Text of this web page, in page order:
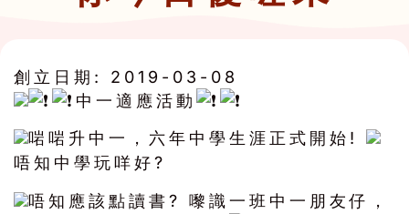
創立日期:
2019-03-08
中一適應活動
啱啱升中一，六年中學生涯正式開始!
唔知中學玩咩好?
唔知應該點讀書? 嚟識一班中一朋友仔，